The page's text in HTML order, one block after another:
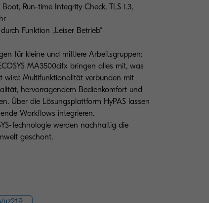
Run-time Integrity Check, TLS 1.3,
Funktion „Leiser Betrieb“
für kleine und mittlere Arbeitsgruppen:
MA3500cifx bringen alles mit, was
wird: Multifunktionalität verbunden mit
hervorragendem Bedienkomfort und
Über die Lösungsplattform HyPAS lassen
Workflows integrieren.
Technologie werden nachhaltig die
geschont.